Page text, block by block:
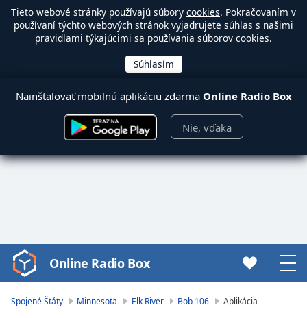
Tieto webové stránky používajú súbory cookies. Pokračovaním v
používaní týchto webových stránok vyjadrujete súhlas s našimi
pravidlami týkajúcimi sa používania súborov cookies.
Nainštalovať mobilnú aplikáciu zdarma Online Radio Box
Nie, vďaka
Video
Player
Online Radio Box
Spojené Štáty Minnesota Elk River Bob 106 Aplikácia